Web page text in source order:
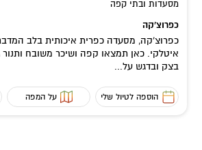
מסעדות ובתי קפה
כפרוצ'קה
כפרוצ'קה, מסעדה כפרית איכותית בלב
איטלקי. כאן תמצאו קפה ושיכר משובח ותנור
בצק ובדגש על...
הוספה לטיול שלי על המפה